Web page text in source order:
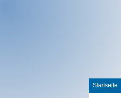
Startseite